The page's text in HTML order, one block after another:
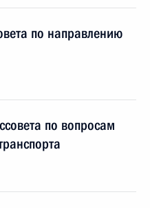
по направлению
по вопросам